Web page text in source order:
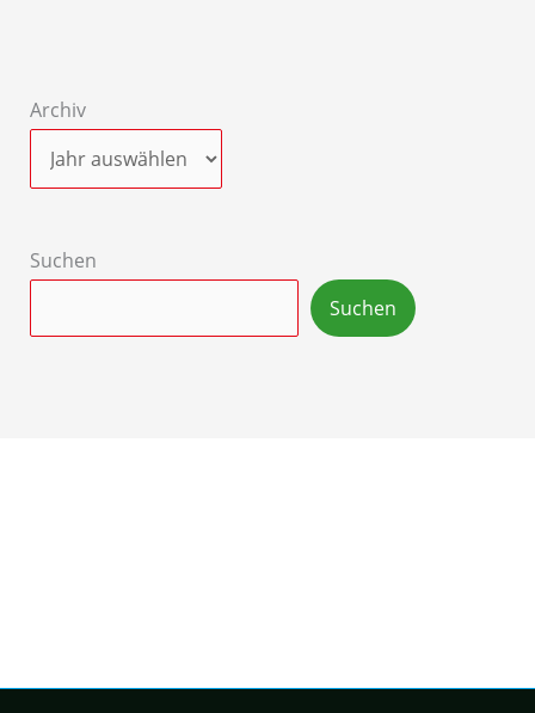
Archiv
Suchen
Suchen